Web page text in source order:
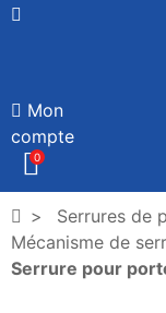
Mon
compte
0
Serrures de
Mécanisme de
Serrure pour